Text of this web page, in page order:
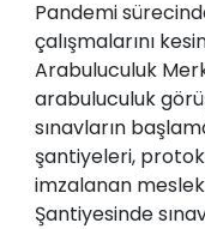
Pandemi
çalışmalarını
Arabuluculuk
arabuluculuk
sınavların
şantiyeleri,
imzalanan
Şantiyesinde